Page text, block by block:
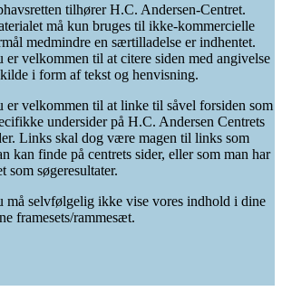
tilhører H.C. Andersen-Centret.
må kun bruges til ikke-kommercielle
medmindre en særtilladelse er indhentet.
er velkommen til at citere siden med angivelse
i form af tekst og henvisning.
er velkommen til at linke til såvel forsiden som
undersider på H.C. Andersen Centrets
Links skal dog være magen til links som
kan finde på centrets sider, eller som man har
som søgeresultater.
må selvfølgelig ikke vise vores indhold i dine
framesets/rammesæt.